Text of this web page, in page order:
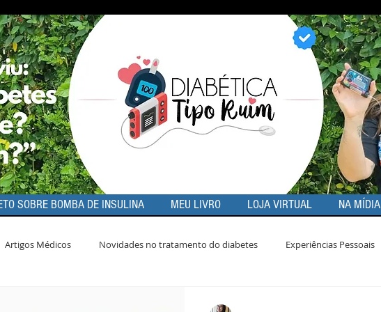
SOBRE BOMBA DE INSULINA MEU LIVRO LOJA VIRTUAL NA MÍDIA
Artigos Médicos Novidades no tratamento do diabetes Experiências Pessoais